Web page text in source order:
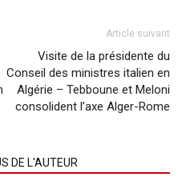
Article suivant
Visite de la présidente du
Conseil des ministres italien en
Algérie – Tebboune et Meloni
consolident l’axe Alger-Rome
DE L'AUTEUR